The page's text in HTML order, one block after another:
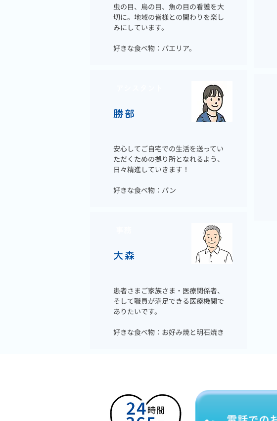
虫の目、鳥の目、魚の目の看護を大
切に。地域の皆様との関わりを楽し
みにしています。
好きな食べ物：パエリア。
勝部
安心してご自宅での生活を送ってい
ただくための拠り所となれるよう、
日々精進していきます！
好きな食べ物：パン
大森
患者さまご家族さま・医療関係者、
そして職員が満足できる医療機関で
ありたいです。
好きな食べ物：お好み焼と明石焼き